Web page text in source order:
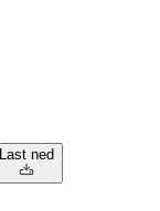
Last ned